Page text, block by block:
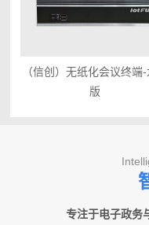
（信创）无纸化会议终端
版
专注于电子政务